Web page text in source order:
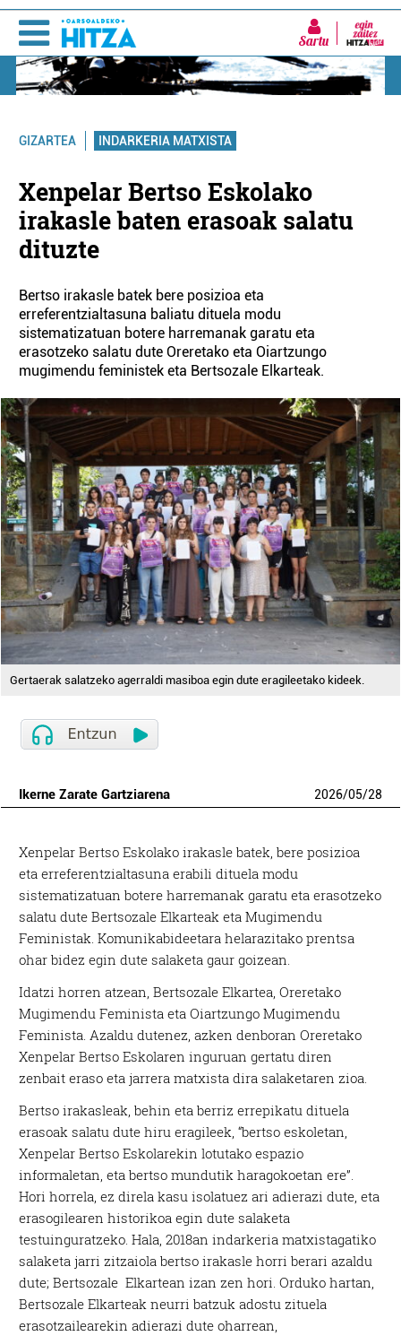
Sartu
GIZARTEA INDARKERIA MATXISTA
Xenpelar Bertso Eskolako
irakasle baten erasoak salatu
dituzte
Bertso irakasle batek bere posizioa eta
erreferentzialtasuna baliatu dituela modu
sistematizatuan botere harremanak garatu eta
erasotzeko salatu dute Oreretako eta Oiartzungo
mugimendu feministek eta Bertsozale Elkarteak.
Gertaerak salatzeko agerraldi masiboa egin dute eragileetako kideek.
Ikerne Zarate Gartziarena 2026/05/28
Xenpelar Bertso Eskolako irakasle batek, bere posizioa
eta erreferentzialtasuna erabili dituela modu
sistematizatuan botere harremanak garatu eta erasotzeko
salatu dute Bertsozale Elkarteak eta Mugimendu
Feministak. Komunikabideetara helarazitako prentsa
ohar bidez egin dute salaketa gaur goizean.
Idatzi horren atzean, Bertsozale Elkartea, Oreretako
Mugimendu Feminista eta Oiartzungo Mugimendu
Feminista. Azaldu dutenez, azken denboran Oreretako
Xenpelar Bertso Eskolaren inguruan gertatu diren
zenbait eraso eta jarrera matxista dira salaketaren zioa.
Bertso irakasleak, behin eta berriz errepikatu dituela
erasoak salatu dute hiru eragileek, “bertso eskoletan,
Xenpelar Bertso Eskolarekin lotutako espazio
informaletan, eta bertso mundutik haragokoetan ere”.
Hori horrela, ez direla kasu isolatuez ari adierazi dute, eta
erasogilearen historikoa egin dute salaketa
testuinguratzeko. Hala, 2018an indarkeria matxistagatiko
salaketa jarri zitzaiola bertso irakasle horri berari azaldu
dute; Bertsozale Elkartean izan zen hori. Orduko hartan,
Bertsozale Elkarteak neurri batzuk adostu zituela
erasotzailearekin adierazi dute oharrean,